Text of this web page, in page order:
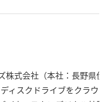
株式会社（本社：長野県
ィスクドライブをクラウ